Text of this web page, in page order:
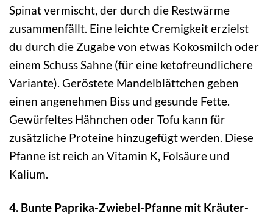
Spinat vermischt, der durch die Restwärme
zusammenfällt. Eine leichte Cremigkeit erzielst
du durch die Zugabe von etwas Kokosmilch oder
einem Schuss Sahne (für eine ketofreundlichere
Variante). Geröstete Mandelblättchen geben
einen angenehmen Biss und gesunde Fette.
Gewürfeltes Hähnchen oder Tofu kann für
zusätzliche Proteine hinzugefügt werden. Diese
Pfanne ist reich an Vitamin K, Folsäure und
Kalium.
4. Bunte Paprika-Zwiebel-Pfanne mit Kräuter-